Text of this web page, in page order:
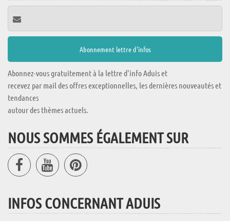
Abonnez-vous gratuitement à la lettre d'info Aduis et
recevez par mail des offres exceptionnelles, les dernières nouveautés et
tendances
autour des thèmes actuels.
NOUS SOMMES ÉGALEMENT SUR
INFOS CONCERNANT ADUIS